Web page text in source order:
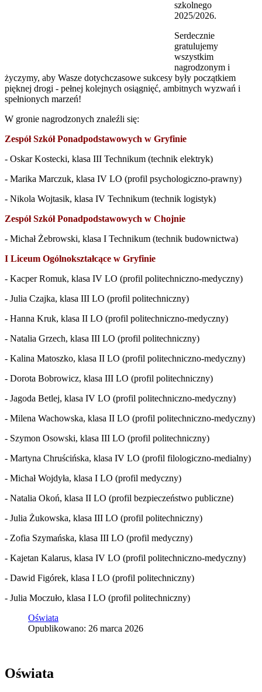
szkolnego
2025/2026.
Serdecznie
gratulujemy
wszystkim
nagrodzonym i
życzymy, aby Wasze dotychczasowe sukcesy były początkiem
pięknej drogi - pełnej kolejnych osiągnięć, ambitnych wyzwań i
spełnionych marzeń!
W gronie nagrodzonych znaleźli się:
Zespół Szkół Ponadpodstawowych w Gryfinie
- Oskar Kostecki, klasa III Technikum (technik elektryk)
- Marika Marczuk, klasa IV LO (profil psychologiczno-prawny)
- Nikola Wojtasik, klasa IV Technikum (technik logistyk)
Zespół Szkół Ponadpodstawowych w Chojnie
- Michał Żebrowski, klasa I Technikum (technik budownictwa)
I Liceum Ogólnokształcące w Gryfinie
- Kacper Romuk, klasa IV LO (profil politechniczno-medyczny)
- Julia Czajka, klasa III LO (profil politechniczny)
- Hanna Kruk, klasa II LO (profil politechniczno-medyczny)
- Natalia Grzech, klasa III LO (profil politechniczny)
- Kalina Matoszko, klasa II LO (profil politechniczno-medyczny)
- Dorota Bobrowicz, klasa III LO (profil politechniczny)
- Jagoda Betlej, klasa IV LO (profil politechniczno-medyczny)
- Milena Wachowska, klasa II LO (profil politechniczno-medyczny)
- Szymon Osowski, klasa III LO (profil politechniczny)
- Martyna Chruścińska, klasa IV LO (profil filologiczno-medialny)
- Michał Wojdyła, klasa I LO (profil medyczny)
- Natalia Okoń, klasa II LO (profil bezpieczeństwo publiczne)
- Julia Żukowska, klasa III LO (profil politechniczny)
- Zofia Szymańska, klasa III LO (profil medyczny)
- Kajetan Kalarus, klasa IV LO (profil politechniczno-medyczny)
- Dawid Figórek, klasa I LO (profil politechniczny)
- Julia Moczuło, klasa I LO (profil politechniczny)
Oświata
Opublikowano: 26 marca 2026
Oświata